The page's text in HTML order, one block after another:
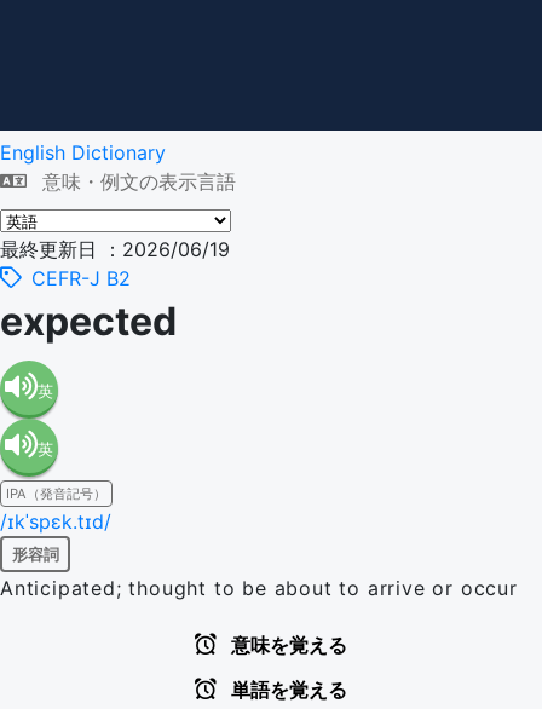
English Dictionary
意味・例文の表示言語
最終更新日 ：2026/06/19
CEFR-J B2
expected
英
語（米
国）
(en-US)
英
語（イ
ギリ
IPA（発音記号）
/ɪkˈspɛk.tɪd/
形容詞
Anticipated; thought to be about to arrive or occur
意味を覚える
単語を覚える